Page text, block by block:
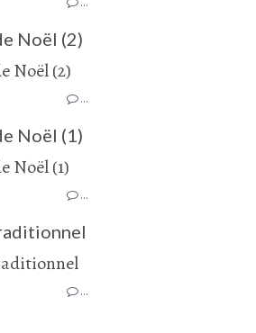
Noël (2)
…
Noël (1)
…
…